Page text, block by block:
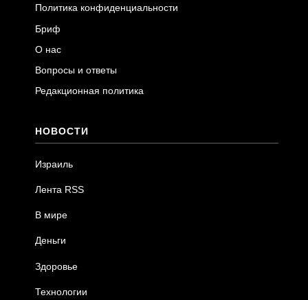
Политика конфиденциальности
Бриф
О нас
Вопросы и ответы
Редакционная политика
НОВОСТИ
Израиль
Лента RSS
В мире
Деньги
Здоровье
Технологии